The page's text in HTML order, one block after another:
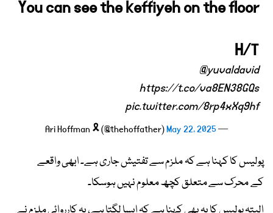
You can see the keffiyeh on the floor
H/T
@yuvaldavid
https://t.co/va8EN38GQs
pic.twitter.com/8rp4xXq9hf
— Ari Hoffman 🎗 (@thehoffather)
May 22, 2025
پولیس کا کہنا ہے کہ ملزم سے تفتیش جاری ہے۔ ابھی واقعے
کے محرک سے متعلق کچھ معلوم نہیں ہوسکا۔